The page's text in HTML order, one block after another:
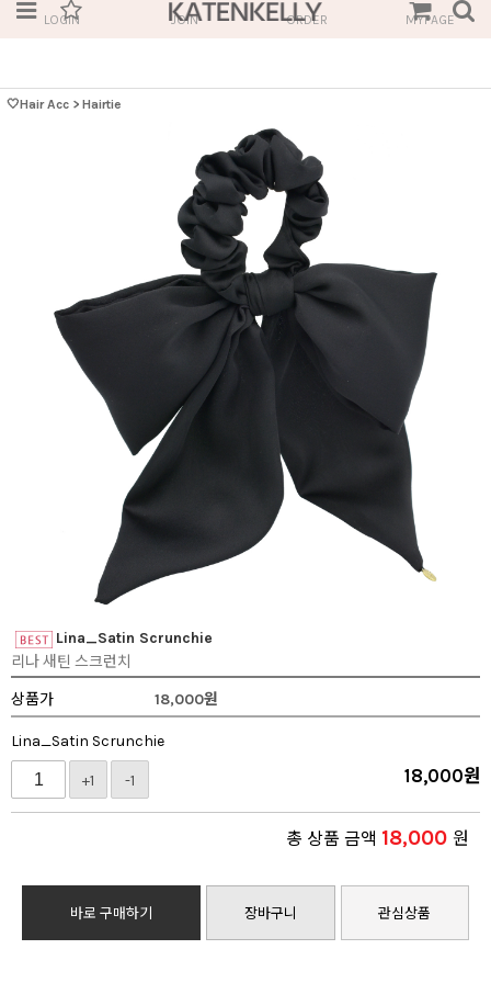
LOGIN JOIN ORDER MYPAGE
🤍Hair Acc > Hairtie
Lina_Satin Scrunchie
리나 새틴 스크런치
상품가
18,000원
Lina_Satin Scrunchie
+1 -1 18,000원
총 상품 금액 18,000 원
바로 구매하기 장바구니 관심상품